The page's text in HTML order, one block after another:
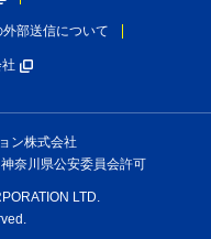
部送信について
ン株式会社
奈川県公安委員会許可
LTD.